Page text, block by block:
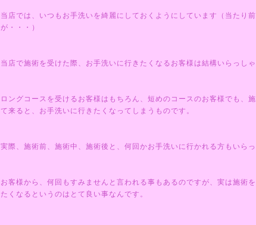
当店では、いつもお手洗いを綺麗にしておくようにしています（当たり
が・・・）
当店で施術を受けた際、お手洗いに行きたくなるお客様は結構いらっしゃ
ロングコースを受けるお客様はもちろん、短めのコースのお客様でも、
て来ると、お手洗いに行きたくなってしまうものです。
実際、施術前、施術中、施術後と、何回かお手洗いに行かれる方もいらっ
お客様から、何回もすみませんと言われる事もあるのですが、実は施術
たくなるというのはとて良い事なんです。